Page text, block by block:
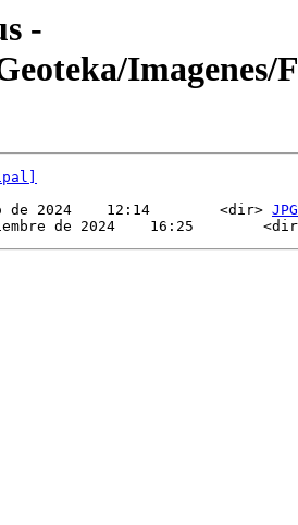
-
Imagenes/
de 2024    12:14        <dir> JPG
de 2024    16:25